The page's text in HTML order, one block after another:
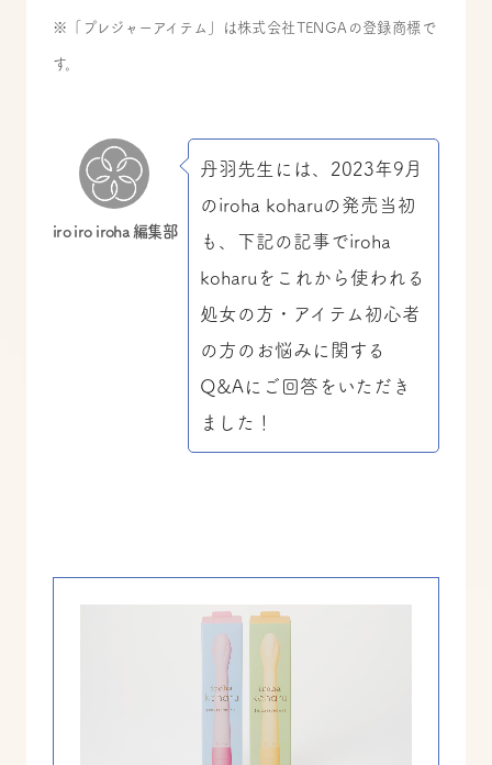
※「プレジャーアイテム」は株式会社TENGAの登録商標で
す。
iro iro iroha 編集部
丹羽先生には、2023年9月
のiroha koharuの発売当初
も、下記の記事でiroha
koharuをこれから使われる
処女の方・アイテム初心者
の方のお悩みに関する
Q&Aにご回答をいただき
ました！